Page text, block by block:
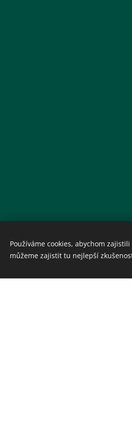
Hrady Českého středohoří, z.s.
Používáme cookies, abychom
můžeme zajistit tu nejlepší